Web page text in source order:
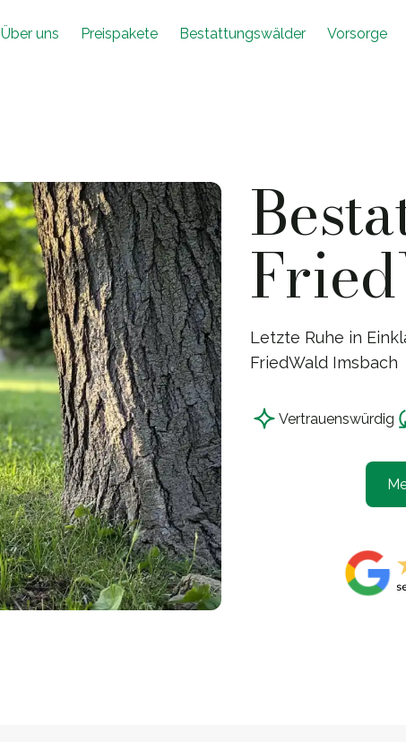
Über uns Preispakete Bestattungswälder Vorsorge
Letzte Ruhe in
FriedWald Imsbach
Vertrauenswürdig